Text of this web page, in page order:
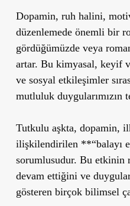
Dopamin, ruh halini,
düzenlemede önemli bir
gördüğümüzde veya
artar. Bu kimyasal, keyif
ve sosyal etkileşimler
mutluluk duygularımızın
Tutkulu aşkta, dopamin,
ilişkilendirilen **“balayı
sorumlusudur. Bu
devam ettiğini ve
gösteren birçok bilimsel